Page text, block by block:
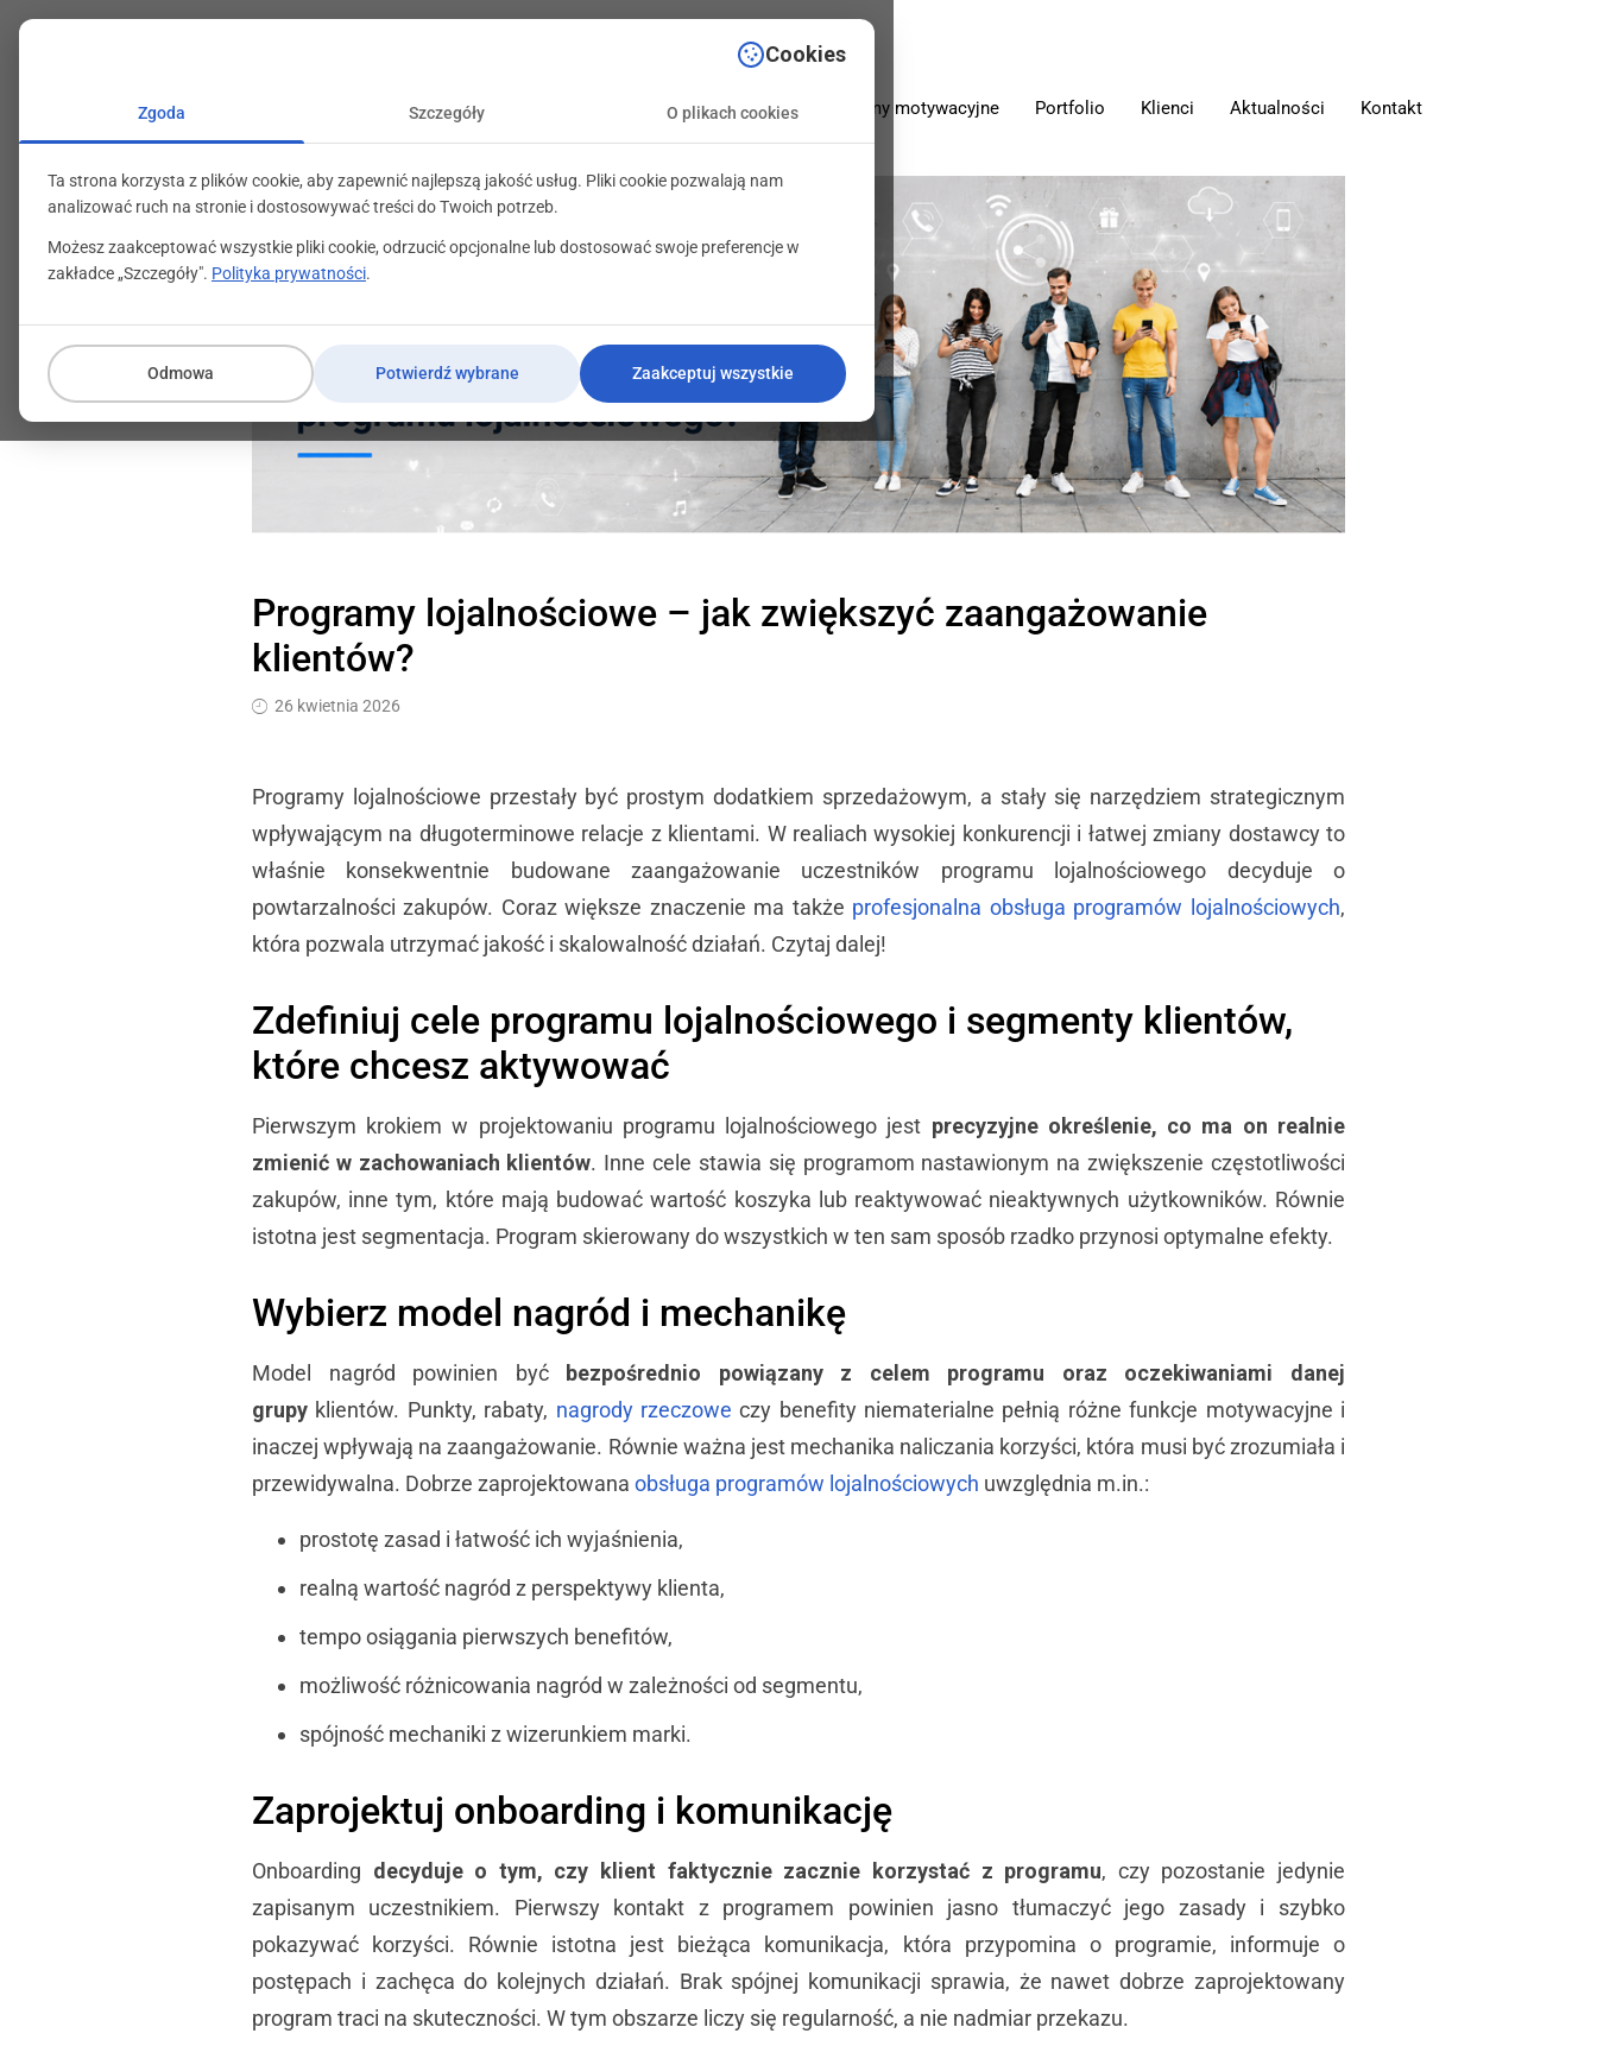
O firmie Oferta Programy motywacyjne Portfolio Klienci Aktualności Kontakt
Programy lojalnościowe – jak zwiększyć zaangażowanie
klientów?
26 kwietnia 2026
Programy lojalnościowe przestały być prostym dodatkiem sprzedażowym, a stały się narzędziem strategicznym
wpływającym na długoterminowe relacje z klientami. W realiach wysokiej konkurencji i łatwej zmiany dostawcy to
właśnie konsekwentnie budowane zaangażowanie uczestników programu lojalnościowego decyduje o
powtarzalności zakupów. Coraz większe znaczenie ma także profesjonalna obsługa programów lojalnościowych,
która pozwala utrzymać jakość i skalowalność działań. Czytaj dalej!
Zdefiniuj cele programu lojalnościowego i segmenty klientów,
które chcesz aktywować
Pierwszym krokiem w projektowaniu programu lojalnościowego jest precyzyjne określenie, co ma on realnie
zmienić w zachowaniach klientów. Inne cele stawia się programom nastawionym na zwiększenie częstotliwości
zakupów, inne tym, które mają budować wartość koszyka lub reaktywować nieaktywnych użytkowników. Równie
istotna jest segmentacja. Program skierowany do wszystkich w ten sam sposób rzadko przynosi optymalne efekty.
Wybierz model nagród i mechanikę
Model nagród powinien być
bezpośrednio powiązany z celem programu oraz oczekiwaniami danej
grupy klientów. Punkty, rabaty, nagrody rzeczowe czy benefity niematerialne pełnią różne funkcje motywacyjne i
inaczej wpływają na zaangażowanie. Równie ważna jest mechanika naliczania korzyści, która musi być zrozumiała i
przewidywalna. Dobrze zaprojektowana obsługa programów lojalnościowych uwzględnia m.in.:
prostotę zasad i łatwość ich wyjaśnienia,
realną wartość nagród z perspektywy klienta,
tempo osiągania pierwszych benefitów,
możliwość różnicowania nagród w zależności od segmentu,
spójność mechaniki z wizerunkiem marki.
Zaprojektuj onboarding i komunikację
Onboarding decyduje o tym, czy klient faktycznie zacznie korzystać z programu, czy pozostanie jedynie
zapisanym uczestnikiem. Pierwszy kontakt z programem powinien jasno tłumaczyć jego zasady i szybko
pokazywać korzyści. Równie istotna jest bieżąca komunikacja, która przypomina o programie, informuje o
postępach i zachęca do kolejnych działań. Brak spójnej komunikacji sprawia, że nawet dobrze zaprojektowany
program traci na skuteczności. W tym obszarze liczy się regularność, a nie nadmiar przekazu.
Cookies
Zgoda Szczegóły O plikach cookies
Ta strona korzysta z plików cookie, aby zapewnić najlepszą jakość usług. Pliki cookie pozwalają nam
analizować ruch na stronie i dostosowywać treści do Twoich potrzeb.
Możesz zaakceptować wszystkie pliki cookie, odrzucić opcjonalne lub dostosować swoje preferencje w
zakładce „Szczegóły". Polityka prywatności.
Odmowa Potwierdź wybrane Zaakceptuj wszystkie